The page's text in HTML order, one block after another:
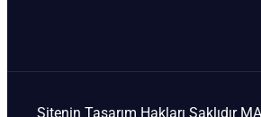
Sitenin Tasarım Hakları Saklıdır